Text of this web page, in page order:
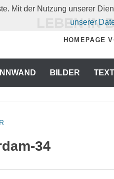
LEBEN IN
HOMEPAGE
BILDER
34
Mit der Nutzung unserer
unserer